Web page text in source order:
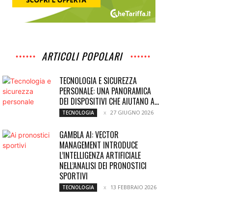
ARTICOLI POPOLARI
TECNOLOGIA E SICUREZZA
PERSONALE: UNA PANORAMICA
DEI DISPOSITIVI CHE AIUTANO A...
TECNOLOGIA 27 GIUGNO 2026
GAMBLA AI: VECTOR
MANAGEMENT INTRODUCE
L’INTELLIGENZA ARTIFICIALE
NELL’ANALISI DEI PRONOSTICI
SPORTIVI
TECNOLOGIA 13 FEBBRAIO 2026